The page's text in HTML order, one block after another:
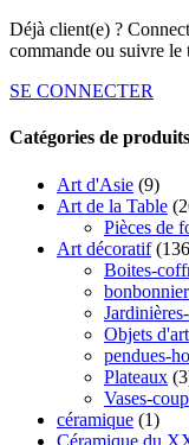
Déjà client(e) ?
commande ou suivre le
SE CONNECTER
Catégories de produits
Art d'Asie (9)
Art de la Table
Pièces de
Art décoratif
Boites-
Objets d'art
pendues-
Plateaux
Vases-
céramique (1)
Céramique du